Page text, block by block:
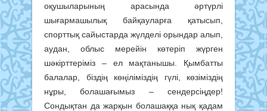
оқушыларының арасында әртүрлі
шығармашылық байқауларға қатысып,
спорттық сайыстарда жүлделі орындар алып,
аудан, облыс мерейін көтеріп жүрген
шәкірттеріміз – ел мақтанышы. Қымбатты
балалар, біздің көңіліміздің гүлі, көзіміздің
нұры, болашағымыз – сендерсіңдер!
Сондықтан да жарқын болашаққа нық қадам